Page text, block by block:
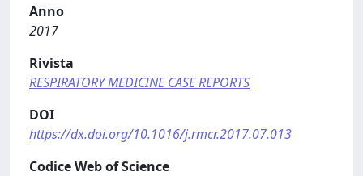
Anno
2017
Rivista
RESPIRATORY MEDICINE CASE REPORTS
DOI
https://dx.doi.org/10.1016/j.rmcr.2017.07.013
Codice Web of Science